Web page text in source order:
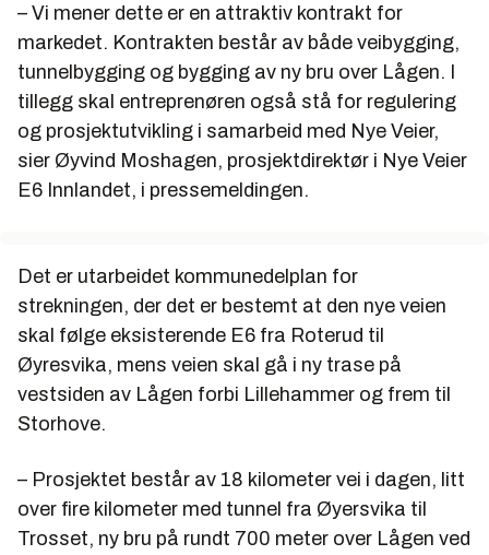
– Vi mener dette er en attraktiv kontrakt for
markedet. Kontrakten består av både veibygging,
tunnelbygging og bygging av ny bru over Lågen. I
tillegg skal entreprenøren også stå for regulering
og prosjektutvikling i samarbeid med Nye Veier,
sier Øyvind Moshagen, prosjektdirektør i Nye Veier
E6 Innlandet, i pressemeldingen.
Det er utarbeidet kommunedelplan for
strekningen, der det er bestemt at den nye veien
skal følge eksisterende E6 fra Roterud til
Øyresvika, mens veien skal gå i ny trase på
vestsiden av Lågen forbi Lillehammer og frem til
Storhove.
– Prosjektet består av 18 kilometer vei i dagen, litt
over fire kilometer med tunnel fra Øyersvika til
Trosset, ny bru på rundt 700 meter over Lågen ved